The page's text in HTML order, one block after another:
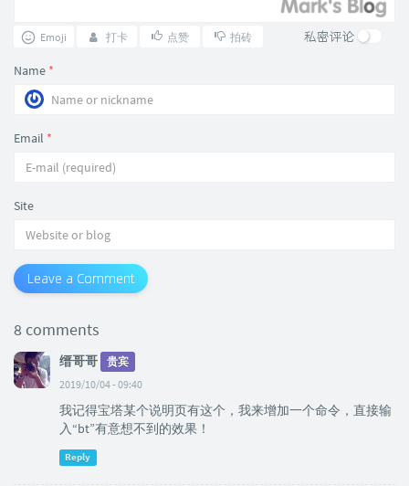
Emoji 打卡 点赞 拍砖 私密评论
Name *
Email *
Site
Leave a Comment
8 comments
缙哥哥
贵宾
2019/10/04 - 09:40
我记得宝塔某个说明页有这个，我来增加一个命令，直接输
入“bt”有意想不到的效果！
Reply